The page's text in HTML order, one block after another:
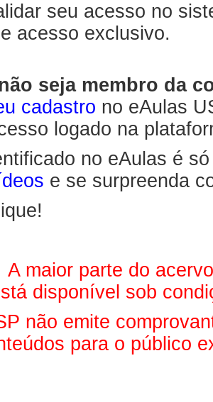
seu acesso no
acesso exclusivo.
seja membro da
cadastro no eAulas
logado na
no eAulas é
e se surpreenda
A maior parte do
disponível sob
não emite
para o público